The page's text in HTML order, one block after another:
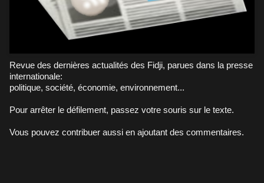
Revue des dernières actualités des Fidji, parues dans la presse
internationale:
politique, société, économie, environnement...
Pour arrêter le défilement, passez votre souris sur le texte.
Vous pouvez contribuer aussi en ajoutant des commentaires.